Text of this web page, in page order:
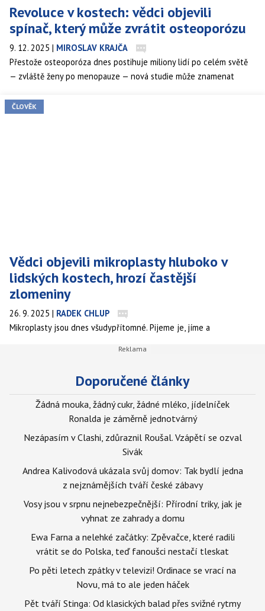
Revoluce v kostech: vědci objevili
spínač, který může zvrátit osteoporózu
9. 12. 2025 | MIROSLAV KRAJČA
Přestože osteoporóza dnes postihuje miliony lidí po celém světě
— zvláště ženy po menopauze — nová studie může znamenat
GPR133 klíčový „spínač“, který dokáže obnovit hustotu a pevnost
ČLOVĚK
Vědci objevili mikroplasty hluboko v
lidských kostech, hrozí častější
zlomeniny
26. 9. 2025 | RADEK CHLUP
Mikroplasty jsou dnes všudypřítomné. Pijeme je, jíme a
ovlivňují zdraví našich kostí mnoha způsoby.
Doporučené články
Žádná mouka, žádný cukr, žádné mléko, jídelníček
Ronalda je záměrně jednotvárný
Nezápasím v Clashi, zdůraznil Roušal. Vzápětí se ozval
Sivák
Andrea Kalivodová ukázala svůj domov: Tak bydlí jedna
z nejznámějších tváří české zábavy
Vosy jsou v srpnu nejnebezpečnější: Přírodní triky, jak je
vyhnat ze zahrady a domu
Ewa Farna a nelehké začátky: Zpěvačce, které radili
vrátit se do Polska, teď fanoušci nestačí tleskat
Po pěti letech zpátky v televizi! Ordinace se vrací na
Novu, má to ale jeden háček
Pět tváří Stinga: Od klasických balad přes svižné rytmy